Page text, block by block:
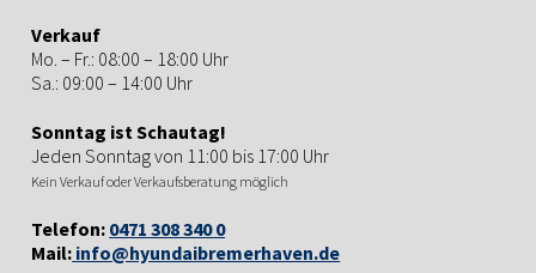
Verkauf
Mo. – Fr.: 08:00 – 18:00 Uhr
Sa.: 09:00 – 14:00 Uhr
Sonntag ist Schautag!
Jeden Sonntag von 11:00 bis 17:00 Uhr
Kein Verkauf oder Verkaufsberatung möglich
Telefon: 0471 308 340 0
Mail: info@hyundaibremerhaven.de